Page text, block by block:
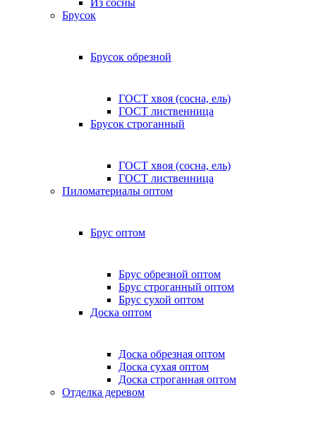
Из сосны
Брусок
Брусок обрезной
ГОСТ хвоя (сосна, ель)
ГОСТ лиственница
Брусок строганный
ГОСТ хвоя (сосна, ель)
ГОСТ лиственница
Пиломатериалы оптом
Брус оптом
Брус обрезной оптом
Брус строганный оптом
Брус сухой оптом
Доска оптом
Доска обрезная оптом
Доска сухая оптом
Доска строганная оптом
Отделка деревом